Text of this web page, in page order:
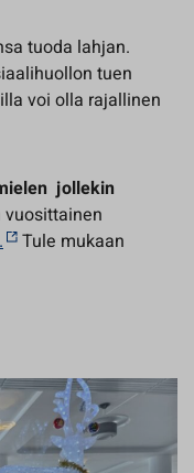
tuoda lahjan.
tuen
voi olla rajallinen
jollekin
vuosittainen
Tule mukaan